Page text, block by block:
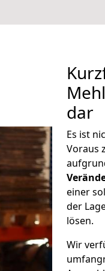
dar
Es ist
Voraus
einer
der
lösen.
Wir